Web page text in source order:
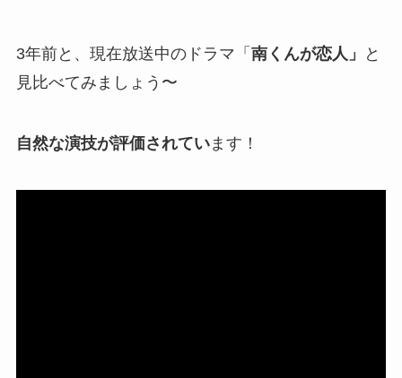
3年前と、現在放送中のドラマ「 南くんが恋人」
と
見比べてみましょう〜
自然な演技が評価されています！